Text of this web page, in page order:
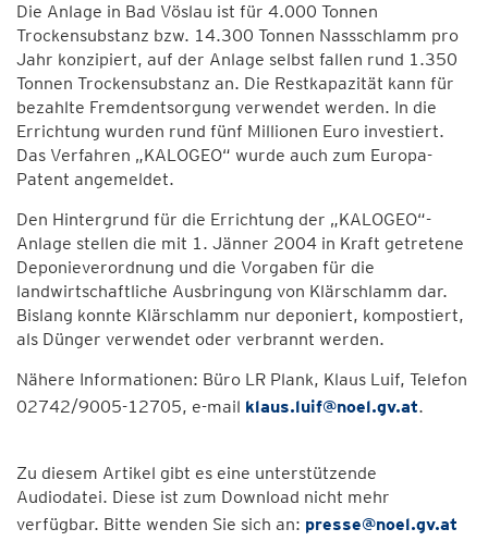
Die Anlage in Bad Vöslau ist für 4.000 Tonnen
Trockensubstanz bzw. 14.300 Tonnen Nassschlamm pro
Jahr konzipiert, auf der Anlage selbst fallen rund 1.350
Tonnen Trockensubstanz an. Die Restkapazität kann für
bezahlte Fremdentsorgung verwendet werden. In die
Errichtung wurden rund fünf Millionen Euro investiert.
Das Verfahren „KALOGEO“ wurde auch zum Europa-
Patent angemeldet.
Den Hintergrund für die Errichtung der „KALOGEO“-
Anlage stellen die mit 1. Jänner 2004 in Kraft getretene
Deponieverordnung und die Vorgaben für die
landwirtschaftliche Ausbringung von Klärschlamm dar.
Bislang konnte Klärschlamm nur deponiert, kompostiert,
als Dünger verwendet oder verbrannt werden.
Nähere Informationen: Büro LR Plank, Klaus Luif, Telefon
02742/9005-12705, e-mail klaus.luif@noel.gv.at.
Zu diesem Artikel gibt es eine unterstützende
Audiodatei. Diese ist zum Download nicht mehr
verfügbar. Bitte wenden Sie sich an: presse@noel.gv.at